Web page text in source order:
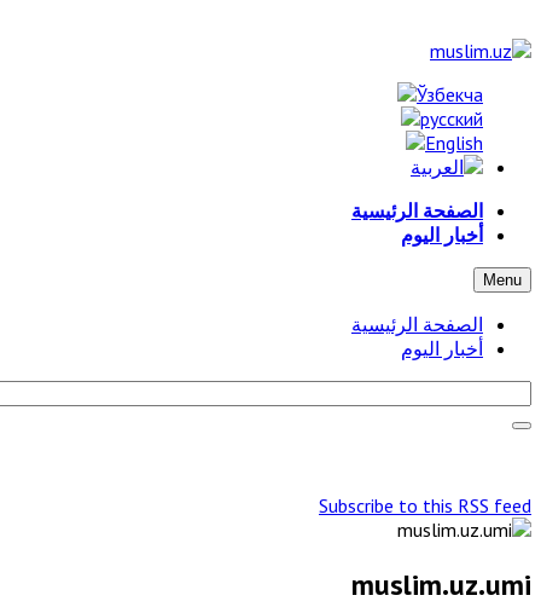
الصفحة الرئيسية
أخبار اليوم
Menu
الصفحة الرئيسية
أخبار اليوم
Subscribe to this RSS feed
muslim.uz.umi